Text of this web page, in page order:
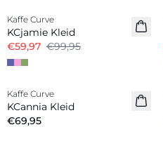
Kaffe Curve
KCjamie Kleid
€59,97 €99,95
Neuheiten
Kaffe Curve
KCannia Kleid
€69,95